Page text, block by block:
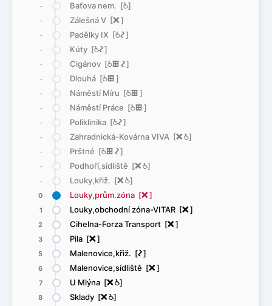
- Baťova nem. [@]
- Zálešná V [ë]
- Padělky IX [@ó]
- Kúty [@ó]
- Cigánov [@æó]
- Dlouhá [@æ]
- Náměstí Míru [@æ]
- Náměstí Práce [@æ]
- Poliklinika [@ó]
- Zahradnická-Kovárna VIVA [ë@]
- Prštné [@æó]
- Podhoří,sídliště [ë@]
- Louky,křiž. [ë@]
0 Louky,prům.zóna [ë]
1 Louky,obchodní zóna-VITAR [ë]
2 Cihelna-Forza Transport [ë]
3 Pila [ë]
5 Malenovice,křiž. [ó]
6 Malenovice,sídliště [ë]
7 U Mlýna [ë@]
8 Sklady [ë@]